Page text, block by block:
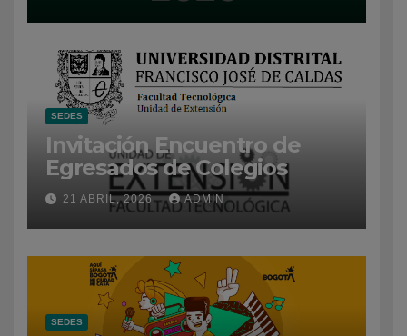
SEDES
Invitación Encuentro de
Egresados de Colegios
21 ABRIL, 2026 ADMIN
SEDES